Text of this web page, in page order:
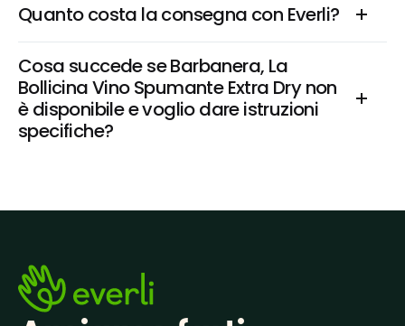
Quanto costa la consegna con Everli?
Cosa succede se Barbanera, La
Bollicina Vino Spumante Extra Dry non
è disponibile e voglio dare istruzioni
specifiche?